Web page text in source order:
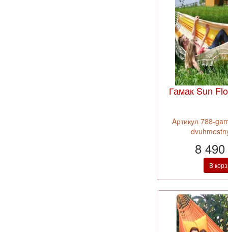
Гамак Sun
Aртикул 788-
8
В